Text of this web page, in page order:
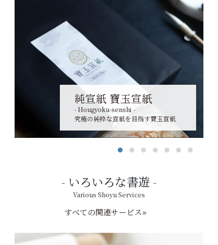
純宣紙 寶玉宣紙
- Hougyoku-senshi -
究極の純粋な宣紙を目指す寶玉宣紙
いろいろな書遊
Various Shoyu Services
すべての関連サービス»